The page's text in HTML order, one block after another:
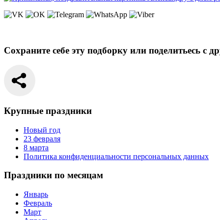
Сохраните себе эту подборку или поделитьесь с
Крупные праздники
Новый год
23 февраля
8 марта
Политика конфиденциальности персональных данных
Праздники по месяцам
Январь
Февраль
Март